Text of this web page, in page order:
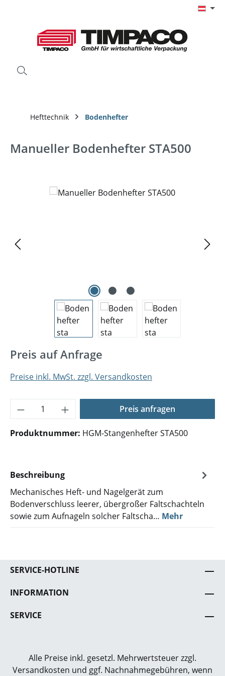
Hefttechnik Bodenhefter
Manueller Bodenhefter STA500
Bildergalerie überspringen
Preis auf Anfrage
Preise inkl. MwSt. zzgl. Versandkosten
Produkt Anzahl: Gib den gewünschten
Preis anfragen
Produktnummer: HGM-Stangenhefter STA500
Beschreibung
Mechanisches Heft- und Nagelgerät zum
Bodenverschluss leerer, übergroßer Faltschachteln
sowie zum Aufnageln solcher Faltscha… Mehr
SERVICE-HOTLINE
INFORMATION
SERVICE
Alle Preise inkl. gesetzl. Mehrwertsteuer zzgl.
Versandkosten und ggf. Nachnahmegebühren, wenn